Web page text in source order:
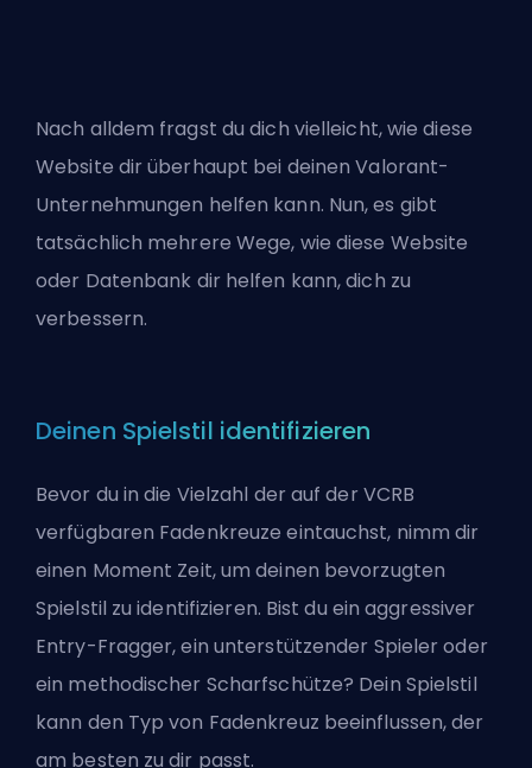
Nach alldem fragst du dich vielleicht, wie diese
Website dir überhaupt bei deinen Valorant-
Unternehmungen helfen kann. Nun, es gibt
tatsächlich mehrere Wege, wie diese Website
oder Datenbank dir helfen kann, dich zu
verbessern.
Deinen Spielstil identifizieren
Bevor du in die Vielzahl der auf der VCRB
verfügbaren Fadenkreuze eintauchst, nimm dir
einen Moment Zeit, um deinen bevorzugten
Spielstil zu identifizieren. Bist du ein aggressiver
Entry-Fragger, ein unterstützender Spieler oder
ein methodischer Scharfschütze? Dein Spielstil
kann den Typ von Fadenkreuz beeinflussen, der
am besten zu dir passt.